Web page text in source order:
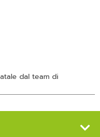
dal team di